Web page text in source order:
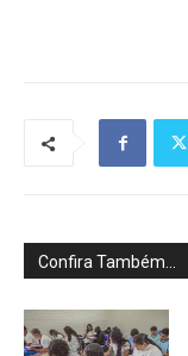
Confira Também...